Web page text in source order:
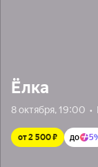
Ёлка
8 октября, 19:00
от 2 500 ₽ до